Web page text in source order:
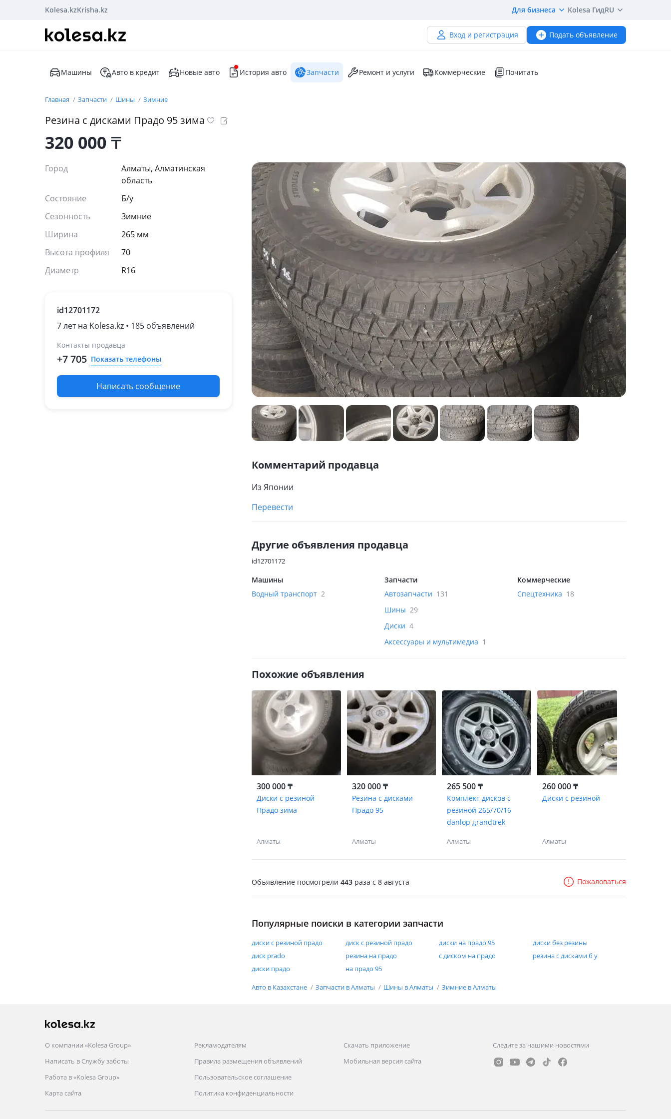
Kolesa.kzKrisha.kz Для бизнеса Kolesa ГидRU
Вход и регистрация Подать объявление
Машины Авто в кредит Новые авто История авто Запчасти Ремонт и услуги Коммерческие Почитать
Главная Запчасти Шины Зимние
Резина с дисками Прадо 95 зима
320 000₸
Город
Алматы, Алматинская
область
Состояние
Б/y
Сезонность
Зимние
Ширина
265 мм
Высота профиля
70
Диаметр
R16
id12701172
7 лет на Kolesa.kz • 185 объявлений
Контакты продавца
+7 705 Показать телефоны
Написать сообщение
Комментарий продавца
Из Японии
Перевести
Другие объявления продавца
id12701172
Машины
Водный транспорт 2
Запчасти
Автозапчасти 131
Шины 29
Диски 4
Аксессуары и мультимедиа 1
Коммерческие
Спецтехника 18
Похожие объявления
300 000 ₸
Диски с резиной
Прадо зима
Алматы
320 000 ₸
Резина с дисками
Прадо 95
Алматы
265 500 ₸
Комплект дисков с
резиной 265/70/16
danlop grandtrek
Алматы
260 000 ₸
Диски с резиной
Алматы
Объявление посмотрели 443 раза c 8 августа Пожаловаться
Популярные поиски в категории запчасти
диски с резиной прадо диск с резиной прадо диски на прадо 95
диски без резины
диск prado
резина на прадо с диском на прадо
резина с дисками б у
диски прадо
на прадо 95
Авто в Казахстане Запчасти в Алматы Шины в Алматы Зимние в Алматы
О компании «Kolesa Group»
Написать в Службу заботы
Работа в «Kolesa Group»
Карта сайта
Рекламодателям
Правила размещения объявлений
Пользовательское соглашение
Политика конфиденциальности
Скачать приложение
Мобильная версия сайта
Следите за нашими новостями